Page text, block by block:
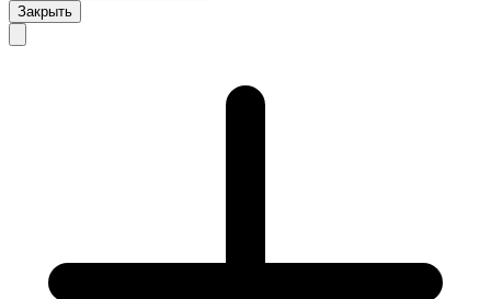
Закрыть